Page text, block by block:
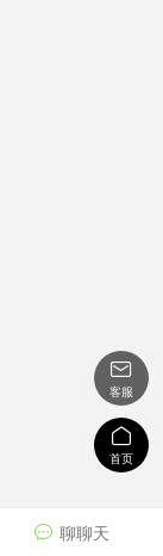
 聊聊天

客服

首页